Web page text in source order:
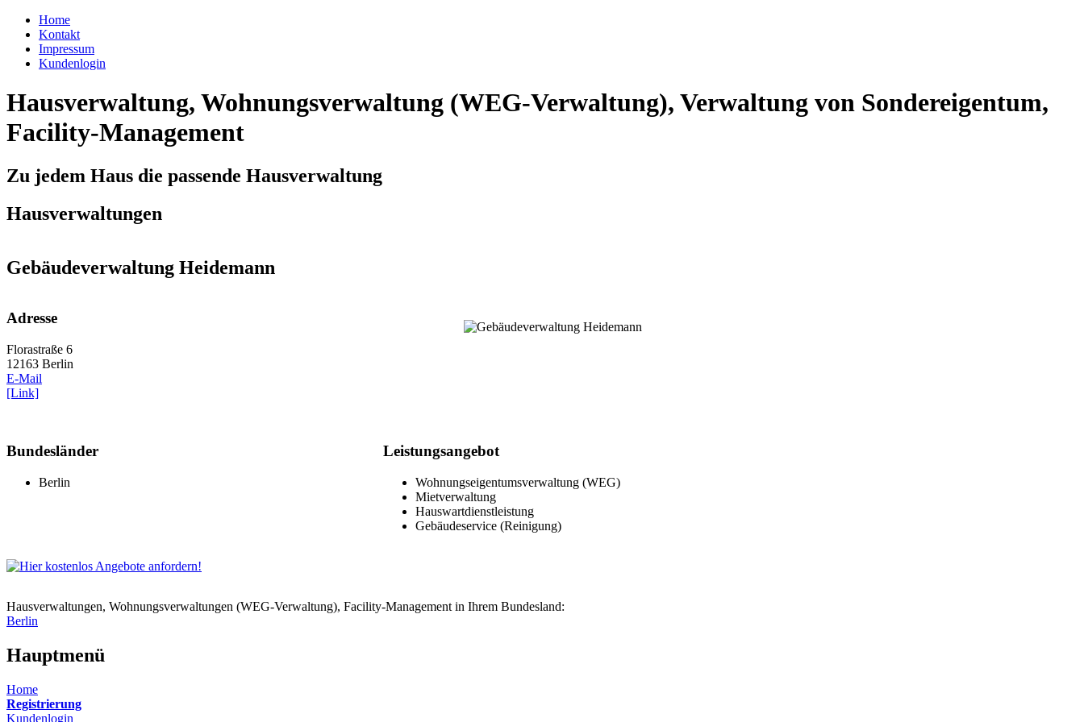
Home
Kontakt
Impressum
Kundenlogin
Hausverwaltung, Wohnungsverwaltung (WEG-Verwaltung), Verwaltung von Sondereigentum,
Facility-Management
Zu jedem Haus die passende Hausverwaltung
Hausverwaltungen
Gebäudeverwaltung Heidemann
Adresse
Florastraße 6
12163 Berlin
E-Mail
[Link]
Bundesländer
Berlin
Leistungsangebot
Wohnungseigentumsverwaltung (WEG)
Mietverwaltung
Hauswartdienstleistung
Gebäudeservice (Reinigung)
Hausverwaltungen, Wohnungsverwaltungen (WEG-Verwaltung), Facility-Management in Ihrem Bundesland:
Berlin
Hauptmenü
Home
Registrierung
Kundenlogin